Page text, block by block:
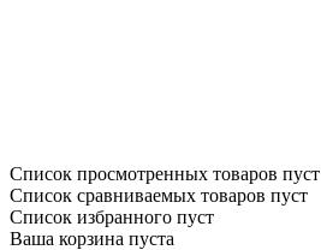
Список просмотренных товаров пуст
Список сравниваемых товаров пуст
Список избранного пуст
Ваша корзина пуста